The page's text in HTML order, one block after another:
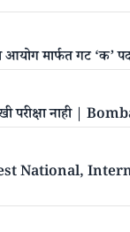
मार्फत गट ‘क’
परीक्षा नाही |
National,